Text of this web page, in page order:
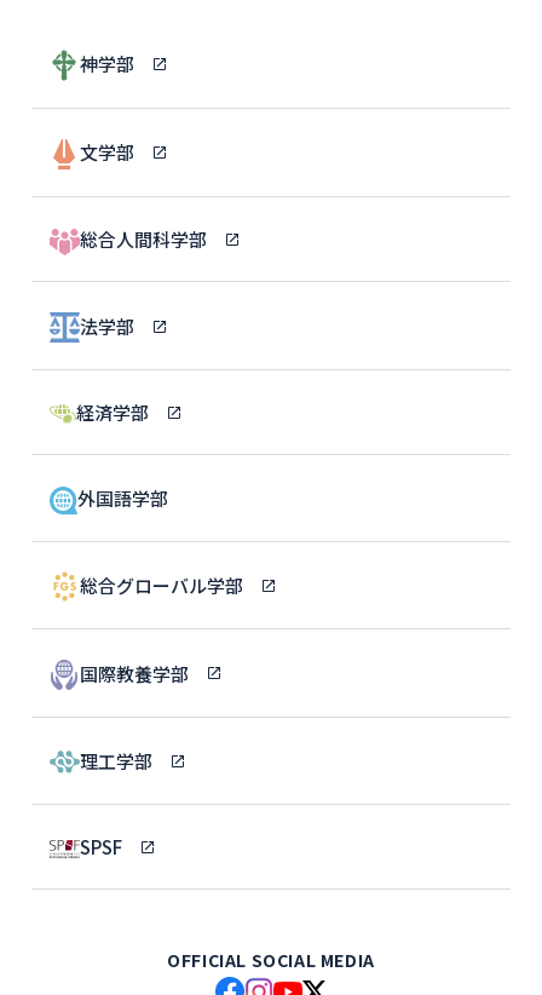
神学部
文学部
総合人間科学部
法学部
経済学部
外国語学部
総合グローバル学部
国際教養学部
理工学部
SPSF
OFFICIAL SOCIAL MEDIA